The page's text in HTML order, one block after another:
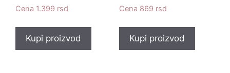
1.399 rsd
Kupi proizvod
869 rsd
Kupi proizvod